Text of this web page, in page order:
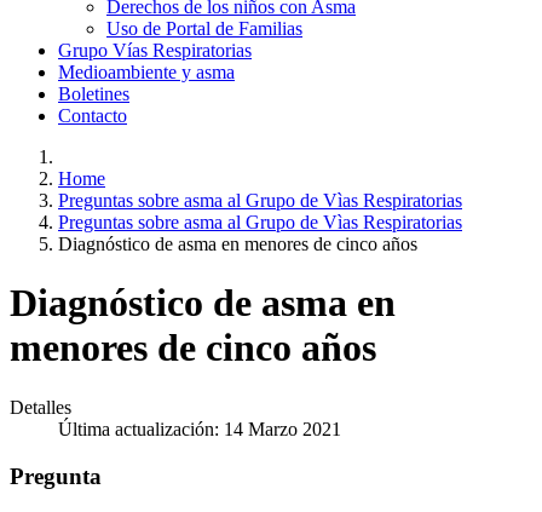
Derechos de los niños con Asma
Uso de Portal de Familias
Grupo Vías Respiratorias
Medioambiente y asma
Boletines
Contacto
Home
Preguntas sobre asma al Grupo de Vìas Respiratorias
Preguntas sobre asma al Grupo de Vìas Respiratorias
Diagnóstico de asma en menores de cinco años
Diagnóstico de asma en
menores de cinco años
Detalles
Última actualización: 14 Marzo 2021
Pregunta